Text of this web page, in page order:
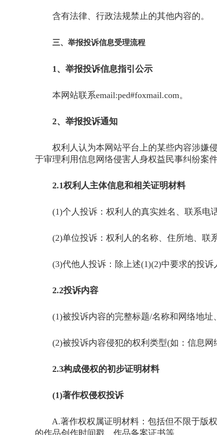
含有法律、行政法规禁止的其他内容的。
三、举报投诉信息受理流程
1、举报投诉信息指引公示
本网站联系email:ped#foxmail.com。
2、举报投诉通知
权利人认为本网站平台上的某些内容涉嫌侵
于审理利用信息网络侵害人身权益民事纠纷案
2.1权利人主体信息和相关证明材料
(1)个人投诉：权利人的真实姓名、联系电
(2)单位投诉：权利人的名称、住所地、联
(3)代他人投诉：除上述(1)(2)中要求的投诉
2.2投诉内容
(1)被投诉内容的完整标题/名称和网络地址
(2)被投诉内容侵犯的权利类型(如：信息网
2.3构成侵权的初步证明材料
(1)著作权侵权投诉
A.著作权权属证明材料：包括但不限于版权
的作品创作时间戳、作品备案证书等。